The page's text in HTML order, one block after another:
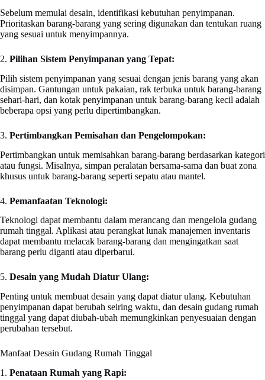
Sebelum memulai desain, identifikasi kebutuhan penyimpanan.
Prioritaskan barang-barang yang sering digunakan dan tentukan ruang
yang sesuai untuk menyimpannya.
2. Pilihan Sistem Penyimpanan yang Tepat:
Pilih sistem penyimpanan yang sesuai dengan jenis barang yang akan
disimpan. Gantungan untuk pakaian, rak terbuka untuk barang-barang
sehari-hari, dan kotak penyimpanan untuk barang-barang kecil adalah
beberapa opsi yang perlu dipertimbangkan.
3. Pertimbangkan Pemisahan dan Pengelompokan:
Pertimbangkan untuk memisahkan barang-barang berdasarkan kategori
atau fungsi. Misalnya, simpan peralatan bersama-sama dan buat zona
khusus untuk barang-barang seperti sepatu atau mantel.
4. Pemanfaatan Teknologi:
Teknologi dapat membantu dalam merancang dan mengelola gudang
rumah tinggal. Aplikasi atau perangkat lunak manajemen inventaris
dapat membantu melacak barang-barang dan mengingatkan saat
barang perlu diganti atau diperbarui.
5. Desain yang Mudah Diatur Ulang:
Penting untuk membuat desain yang dapat diatur ulang. Kebutuhan
penyimpanan dapat berubah seiring waktu, dan desain gudang rumah
tinggal yang dapat diubah-ubah memungkinkan penyesuaian dengan
perubahan tersebut.
Manfaat Desain Gudang Rumah Tinggal
1. Penataan Rumah yang Rapi: